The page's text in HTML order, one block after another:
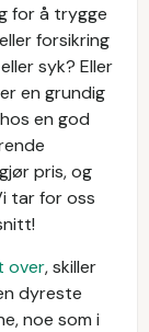
for å trygge
forsikring
syk? Eller
en grundig
en god
pris, og
tar for oss
over, skiller
dyreste
noe som i